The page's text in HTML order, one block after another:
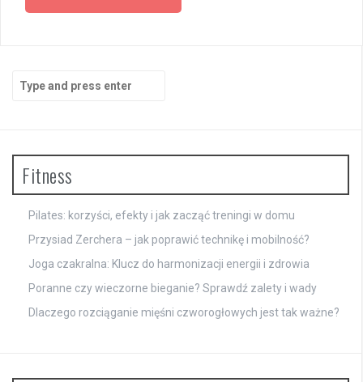
for:
Fitness
Pilates: korzyści, efekty i jak zacząć treningi w domu
Przysiad Zerchera – jak poprawić technikę i mobilność?
Joga czakralna: Klucz do harmonizacji energii i zdrowia
Poranne czy wieczorne bieganie? Sprawdź zalety i wady
Dlaczego rozciąganie mięśni czworogłowych jest tak ważne?